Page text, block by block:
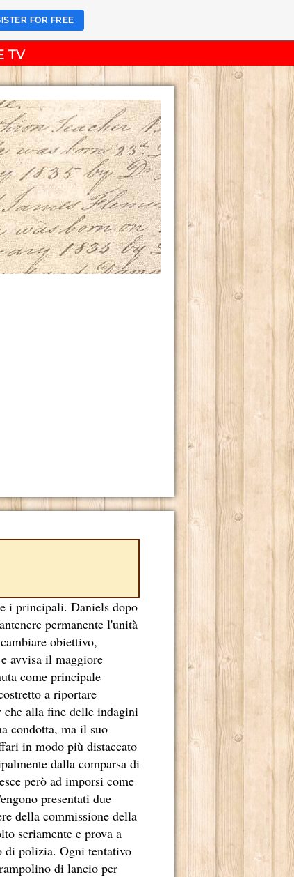
TV
NEL NOSTRO PAESE.
MARCELLO SIMONI.
i principali. Daniels dopo
permanente l'unità
obiettivo,
avvisa il maggiore
come principale
a riportare
alla fine delle indagini
condotta, ma il suo
in modo più distaccato
dalla comparsa di
però ad imporsi come
presentati due
della commissione della
seriamente e prova a
polizia. Ogni tentativo
di lancio per
FOR FREE